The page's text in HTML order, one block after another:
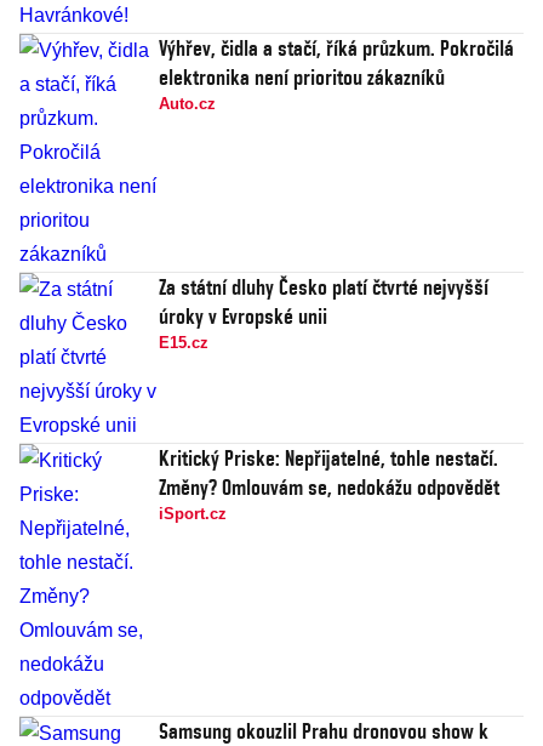
Výhřev, čidla a stačí, říká průzkum. Pokročilá
elektronika není prioritou zákazníků
Auto.cz
Za státní dluhy Česko platí čtvrté nejvyšší
úroky v Evropské unii
E15.cz
Kritický Priske: Nepřijatelné, tohle nestačí.
Změny? Omlouvám se, nedokážu odpovědět
iSport.cz
Samsung okouzlil Prahu dronovou show k